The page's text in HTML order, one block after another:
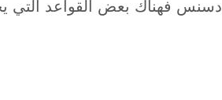
أدسنس فهناك بعض القواعد التي